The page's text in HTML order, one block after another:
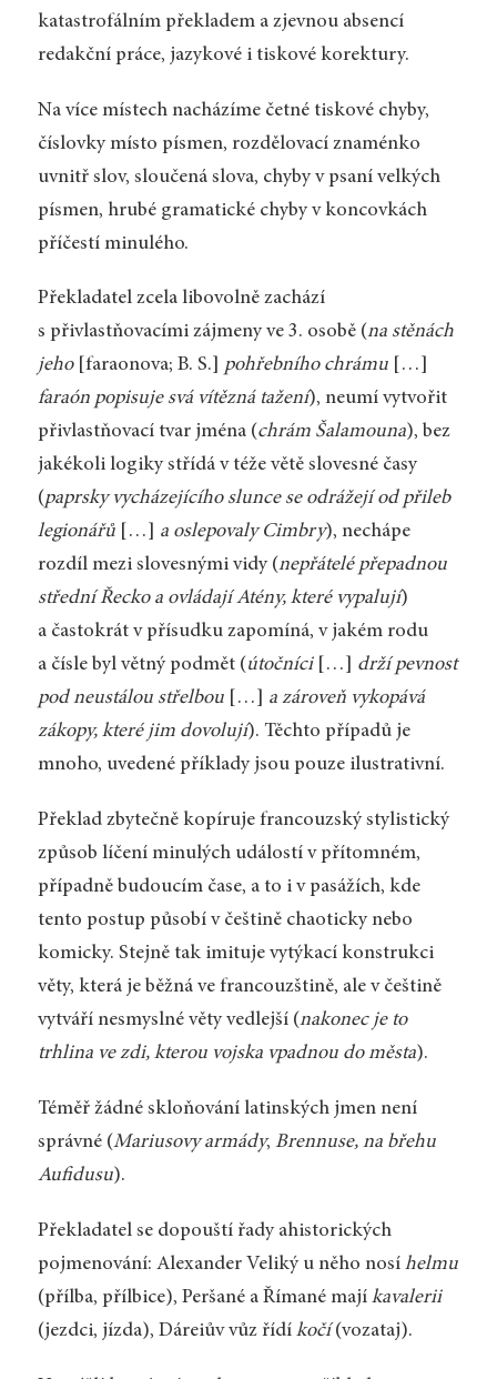
katastrofálním překladem a zjevnou absencí
redakční práce, jazykové i tiskové korektury.
Na více místech nacházíme četné tiskové chyby,
číslovky místo písmen, rozdělovací znaménko
uvnitř slov, sloučená slova, chyby v psaní velkých
písmen, hrubé gramatické chyby v koncovkách
příčestí minulého.
Překladatel zcela libovolně zachází
s přivlastňovacími zájmeny ve 3. osobě (na stěnách
jeho [faraonova; B. S.] pohřebního chrámu
[…]
faraón popisuje svá vítězná tažení), neumí vytvořit
přivlastňovací tvar jména (chrám Šalamouna), bez
jakékoli logiky střídá v téže větě slovesné časy
(paprsky vycházejícího slunce se odrážejí od přileb
legionářů
[…] a oslepovaly Cimbry), nechápe
rozdíl mezi slovesnými vidy (nepřátelé přepadnou
střední Řecko a ovládají Atény, které vypalují)
a častokrát v přísudku zapomíná, v jakém rodu
a čísle byl větný podmět ( útočníci […]
drží pevnost
pod neustálou střelbou
[…]
a zároveň vykopává
zákopy, které jim dovolují). Těchto případů je
mnoho, uvedené příklady jsou pouze ilustrativní.
Překlad zbytečně kopíruje francouzský stylistický
způsob líčení minulých událostí v přítomném,
případně budoucím čase, a to i v pasážích, kde
tento postup působí v češtině chaoticky nebo
komicky. Stejně tak imituje vytýkací konstrukci
věty, která je běžná ve francouzštině, ale v češtině
vytváří nesmyslné věty vedlejší (nakonec je to
trhlina ve zdi, kterou vojska vpadnou do města).
Téměř žádné skloňování latinských jmen není
správné (Mariusovy armády, Brennuse, na břehu
Aufidusu).
Překladatel se dopouští řady ahistorických
pojmenování: Alexander Veliký u něho nosí helmu
(přílba, přílbice), Peršané a Římané mají kavalerii
(jezdci, jízda), Dáreiův vůz řídí kočí(vozataj).